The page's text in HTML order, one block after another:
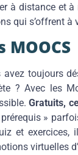
à distance et à
qui s’offrent à
MOOCS
avez toujours
? Avec les
Gratuits,
prérequis »
et exercices,
virtuelles